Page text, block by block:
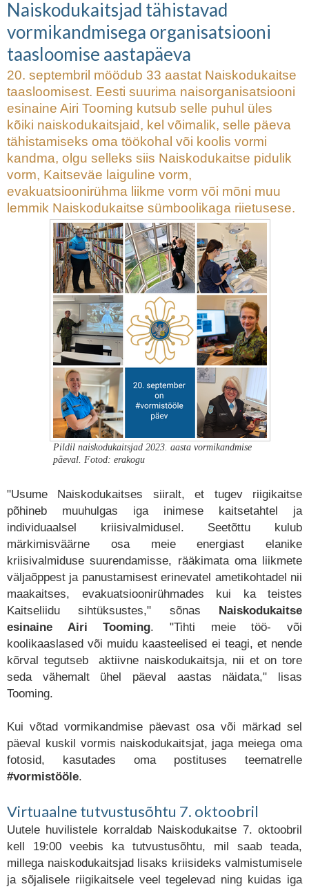
Naiskodukaitsjad tähistavad
vormikandmisega organisatsiooni
taasloomise aastapäeva
Naiskodukaitsjad tähistavad
vormikandmisega organisatsiooni
taasloomise aastapäeva
20. septembril möödub 33 aastat Naiskodukaitse
taasloomisest. Eesti suurima naisorganisatsiooni
esinaine Airi Tooming kutsub selle puhul üles
kõiki naiskodukaitsjaid, kel võimalik, selle päeva
tähistamiseks oma töökohal või koolis vormi
kandma, olgu selleks siis Naiskodukaitse pidulik
vorm, Kaitseväe laiguline vorm,
evakuatsioonirühma liikme vorm või mõni muu
lemmik Naiskodukaitse sümboolikaga riietusese.
Pildil naiskodukaitsjad 2023. aasta vormikandmise
päeval. Fotod: erakogu
"Usume Naiskodukaitses siiralt, et tugev riigikaitse
põhineb muuhulgas iga inimese kaitsetahtel ja
individuaalsel kriisivalmidusel. Seetõttu kulub
märkimisväärne osa meie energiast elanike
kriisivalmiduse suurendamisse, rääkimata oma liikmete
väljaõppest ja panustamisest erinevatel ametikohtadel nii
maakaitses, evakuatsioonirühmades kui ka teistes
Kaitseliidu sihtüksustes," sõnas Naiskodukaitse
esinaine Airi Tooming. "Tihti meie töö- või
koolikaaslased või muidu kaasteelised ei teagi, et nende
kõrval tegutseb aktiivne naiskodukaitsja, nii et on tore
seda vähemalt ühel päeval aastas näidata," lisas
Tooming.
Kui võtad vormikandmise päevast osa või märkad sel
päeval kuskil vormis naiskodukaitsjat, jaga meiega oma
fotosid, kasutades oma postituses teematrelle
#vormistööle.
Virtuaalne tutvustusõhtu 7. oktoobril
Uutele huvilistele korraldab Naiskodukaitse 7. oktoobril
kell 19:00 veebis ka tutvustusõhtu, mil saab teada,
millega naiskodukaitsjad lisaks kriisideks valmistumisele
ja sõjalisele riigikaitsele veel tegelevad ning kuidas iga